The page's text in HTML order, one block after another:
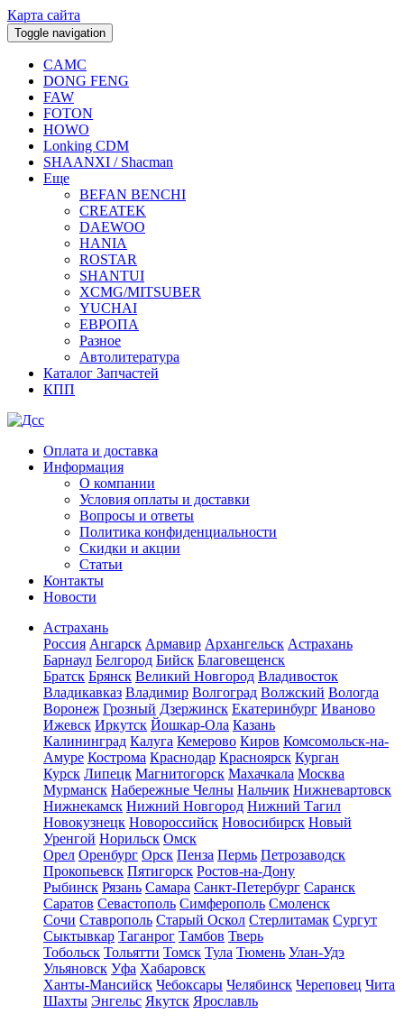
Карта сайта
Toggle navigation
CAMC
DONG FENG
FAW
FOTON
HOWO
Lonking CDM
SHAANXI / Shacman
Еще
BEFAN BENCHI
CREATEK
DAEWOO
HANIA
ROSTAR
SHANTUI
XCMG/MITSUBER
YUCHAI
ЕВРОПА
Разное
Aвтолитература
Каталог Запчастей
КПП
Оплата и доставка
Информация
О компании
Условия оплаты и доставки
Вопросы и ответы
Политика конфиденциальности
Скидки и акции
Статьи
Контакты
Новости
Астрахань
Россия Ангарск Армавир Архангельск Астрахань
Барнаул Белгород Бийск Благовещенск
Братск Брянск Великий Новгород Владивосток
Владикавказ Владимир Волгоград Волжский Вологда
Воронеж Грозный Дзержинск Екатеринбург Иваново
Ижевск Иркутск Йошкар-Ола Казань
Калининград Калуга Кемерово Киров Комсомольск-на-
Амуре Кострома Краснодар Красноярск Курган
Курск Липецк Магнитогорск Махачкала Москва
Мурманск Набережные Челны Нальчик Нижневартовск
Нижнекамск Нижний Новгород Нижний Тагил
Новокузнецк Новороссийск Новосибирск Новый
Уренгой Норильск Омск
Орел Оренбург Орск Пенза Пермь Петрозаводск
Прокопьевск Пятигорск Ростов-на-Дону
Рыбинск Рязань Самара Санкт-Петербург Саранск
Саратов Севастополь Симферополь Смоленск
Сочи Ставрополь Старый Оскол Стерлитамак Сургут
Сыктывкар Таганрог Тамбов Тверь
Тобольск Тольятти Томск Тула Тюмень Улан-Удэ
Ульяновск Уфа Хабаровск
Ханты-Мансийск Чебоксары Челябинск Череповец Чита
Шахты Энгельс Якутск Ярославль